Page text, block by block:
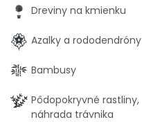
Dreviny na kmienku
Azalky a rododendróny
Bambusy
Pôdopokryvné rastliny,
náhrada trávnika